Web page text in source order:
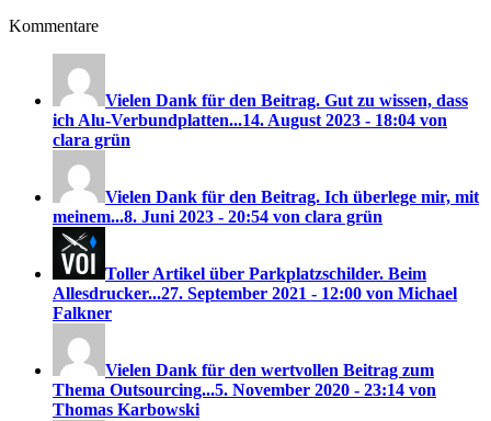
Kommentare
Vielen Dank für den Beitrag. Gut zu wissen, dass
ich Alu-Verbundplatten...14. August 2023 - 18:04 von
clara grün
Vielen Dank für den Beitrag. Ich überlege mir, mit
meinem...8. Juni 2023 - 20:54 von clara grün
Toller Artikel über Parkplatzschilder. Beim
Allesdrucker...27. September 2021 - 12:00 von Michael
Falkner
Vielen Dank für den wertvollen Beitrag zum
Thema Outsourcing...5. November 2020 - 23:14 von
Thomas Karbowski